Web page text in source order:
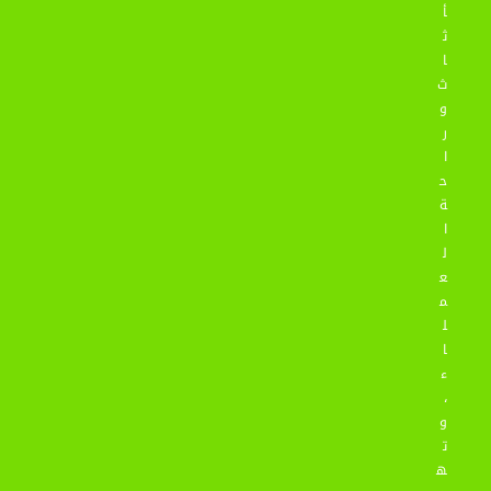
أ
ث
ا
ث
و
ر
ا
ح
ة
ا
ل
ع
م
ل
ا
ء
،
و
ت
ه